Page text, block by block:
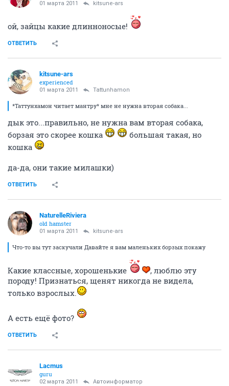
01 марта 2011 kitsune-ars
ой, зайцы какие длинноносые!
ОТВЕТИТЬ
kitsune-ars
experienced
01 марта 2011 Tattunhamon
*Таттунхамон читает мантру* мне не нужна вторая собака...
дык это...правильно, не нужна вам вторая собака,
борзая это скорее кошка
большая такая, но
кошка
да-да, они такие милашки)
ОТВЕТИТЬ
NaturelleRiviera
old hamster
01 марта 2011 kitsune-ars
Что-то вы тут заскучали Давайте я вам маленьких борзых покажу
Какие классные, хорошенькие
, люблю эту
породу! Признаться, щенят никогда не видела,
только взрослых.
А есть ещё фото?
ОТВЕТИТЬ
Lacmus
guru
02 марта 2011 Автоинформатор